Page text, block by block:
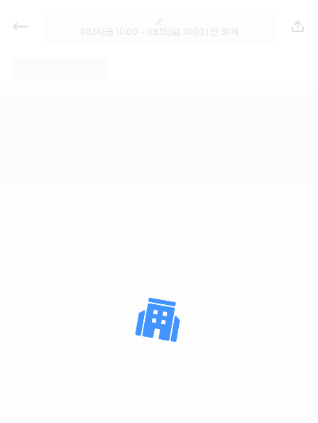
렌트카 - 강원 렌터카 가격비교, 최저
가 보장 1위 카모아
08.14(금) 10:00 ~ 08.15(토) 10:00 | 만 30세